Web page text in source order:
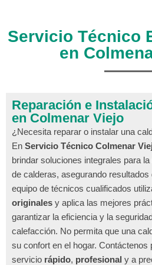
Servicio Técnico
en
Reparación e
en Colmenar Viejo
¿Necesita reparar o instalar una
En Servicio Técnico Colmenar
brindar soluciones integrales para
de calderas, asegurando resultados
equipo de técnicos cualificados
originales y aplica las mejores
garantizar la eficiencia y la
calefacción. No permita que una
su confort en el hogar. Contáctenos
servicio rápido, profesional y a